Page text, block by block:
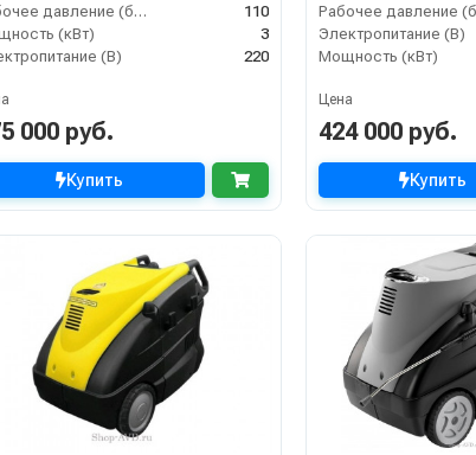
Рабочее давление (бар)
110
(кВт)
3
(В)
220
000 руб.
Купить
Электропитание (В)
Мощность (кВт)
Цена
424 000 руб.
Купить